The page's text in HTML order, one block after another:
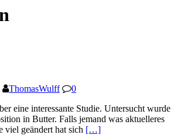
ThomasWulff
0
eine interessante Studie. Untersucht wurde
in Butter. Falls jemand was aktuelleres
viel geändert hat sich […]